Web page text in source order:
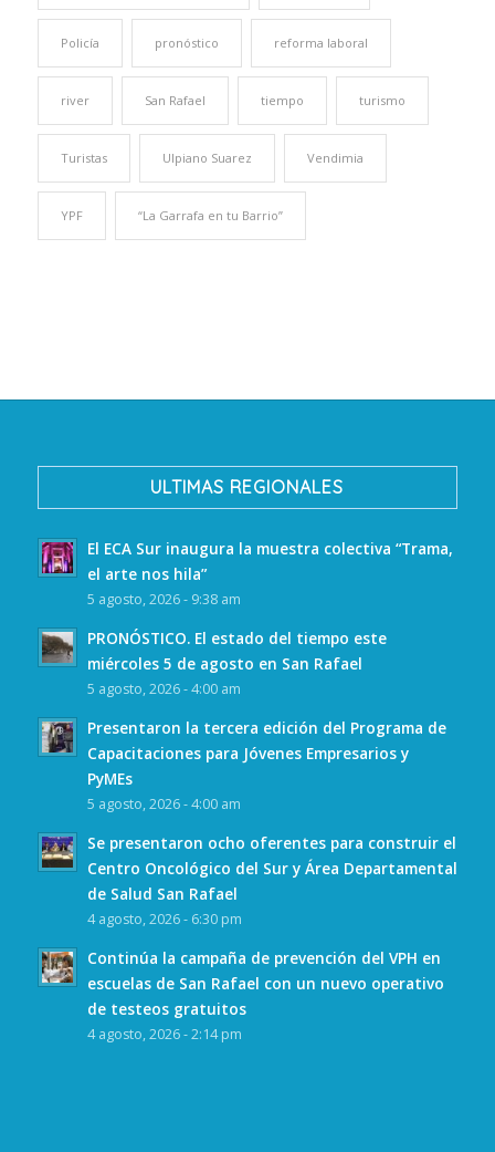
Policía pronóstico reforma laboral
river San Rafael tiempo turismo
Turistas Ulpiano Suarez Vendimia
YPF “La Garrafa en tu Barrio”
ULTIMAS REGIONALES
El ECA Sur inaugura la muestra colectiva “Trama,
el arte nos hila”
5 agosto, 2026 - 9:38 am
PRONÓSTICO. El estado del tiempo este
miércoles 5 de agosto en San Rafael
5 agosto, 2026 - 4:00 am
Presentaron la tercera edición del Programa de
Capacitaciones para Jóvenes Empresarios y
PyMEs
5 agosto, 2026 - 4:00 am
Se presentaron ocho oferentes para construir el
Centro Oncológico del Sur y Área Departamental
de Salud San Rafael
4 agosto, 2026 - 6:30 pm
Continúa la campaña de prevención del VPH en
escuelas de San Rafael con un nuevo operativo
de testeos gratuitos
4 agosto, 2026 - 2:14 pm